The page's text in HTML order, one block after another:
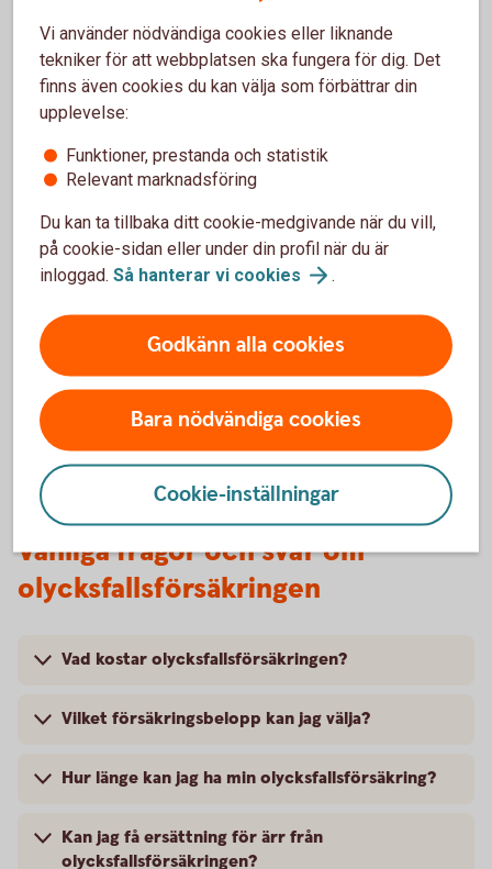
Har olyckan varit framme?
Här kan du göra din anmälan och ansöka om
Skadeanmälan – anmäl
Vanliga frågor och svar om
olycksfallsförsäkringen
Vad kostar olycksfallsförsäkringen?
Vilket försäkringsbelopp kan jag välja?
Hur länge kan jag ha min olycksfallsförsäkring?
Kan jag få ersättning för ärr från
olycksfallsförsäkringen?
Vi använder nödvändiga cookies eller liknande
tekniker för att webbplatsen ska fungera för dig. Det
finns även cookies du kan välja som förbättrar din
upplevelse:
Funktioner, prestanda och statistik
Relevant marknadsföring
Du kan ta tillbaka ditt cookie-medgivande när du vill,
på cookie-sidan eller under din profil när du är
inloggad. Så hanterar vi cookies .
Godkänn alla cookies
Bara nödvändiga cookies
Cookie-inställningar